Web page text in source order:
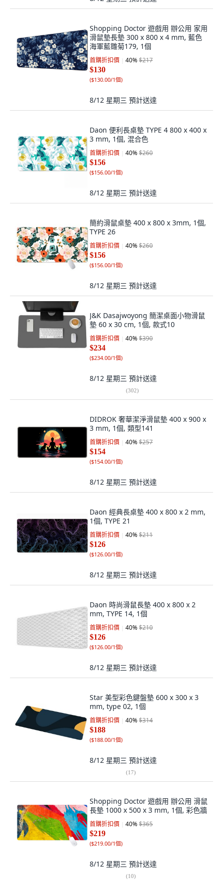
Shopping Doctor 遊戲用 辦公用 家用
滑鼠墊長墊 300 x 800 x 4 mm, 藍色
海軍藍雛菊179, 1個
首購折扣價 40%$217
$130
($130.00/1個)
8/12 星期三 預計送達
Daon 便利長桌墊 TYPE 4 800 x 400 x
3 mm, 1個, 混合色
首購折扣價 40%$260
$156
($156.00/1個)
8/12 星期三 預計送達
簡約滑鼠桌墊 400 x 800 x 3mm, 1個,
TYPE 26
首購折扣價 40%$260
$156
($156.00/1個)
8/12 星期三 預計送達
J&K Dasajwoyong 簡潔桌面小物滑鼠
墊 60 x 30 cm, 1個, 款式10
首購折扣價 40%$390
$234
($234.00/1個)
8/12 星期三 預計送達
(302)
DIDROK 奢華潔淨滑鼠墊 400 x 900 x
3 mm, 1個, 類型141
首購折扣價 40%$257
$154
($154.00/1個)
8/12 星期三 預計送達
Daon 經典長桌墊 400 x 800 x 2 mm,
1個, TYPE 21
首購折扣價 40%$211
$126
($126.00/1個)
8/12 星期三 預計送達
Daon 時尚滑鼠長墊 400 x 800 x 2
mm, TYPE 14, 1個
首購折扣價 40%$210
$126
($126.00/1個)
8/12 星期三 預計送達
Star 美型彩色鍵盤墊 600 x 300 x 3
mm, type 02, 1個
首購折扣價 40%$314
$188
($188.00/1個)
8/12 星期三 預計送達
(17)
Shopping Doctor 遊戲用 辦公用 滑鼠
長墊 1000 x 500 x 3 mm, 1個, 彩色牆
首購折扣價 40%$365
$219
($219.00/1個)
8/12 星期三 預計送達
(10)